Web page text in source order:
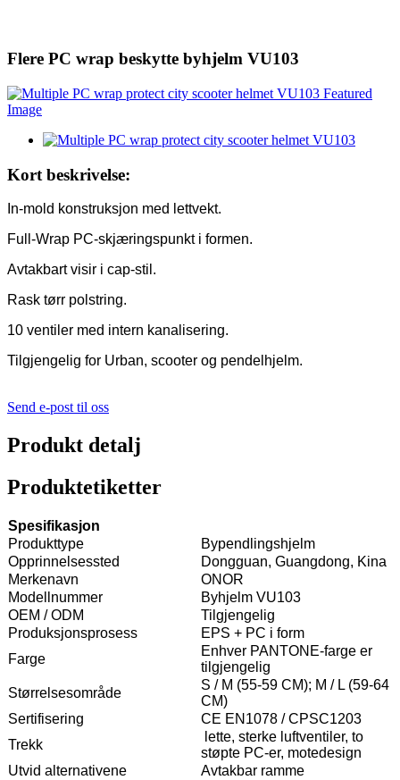
Flere PC wrap beskytte byhjelm VU103
Kort beskrivelse:
In-mold konstruksjon med lettvekt.
Full-Wrap PC-skjæringspunkt i formen.
Avtakbart visir i cap-stil.
Rask tørr polstring.
10 ventiler med intern kanalisering.
Tilgjengelig for Urban, scooter og pendelhjelm.
Send e-post til oss
Produkt detalj
Produktetiketter
Spesifikasjon
Produkttype
Bypendlingshjelm
Opprinnelsessted
Dongguan, Guangdong, Kina
Merkenavn
ONOR
Modellnummer
Byhjelm VU103
OEM / ODM
Tilgjengelig
Produksjonsprosess
EPS + PC i form
Farge
Enhver PANTONE-farge er
tilgjengelig
Størrelsesområde
S / M (55-59 CM); M / L (59-64
CM)
Sertifisering
CE EN1078 / CPSC1203
Trekk
lette, sterke luftventiler, to
støpte PC-er, motedesign
Utvid alternativene
Avtakbar ramme